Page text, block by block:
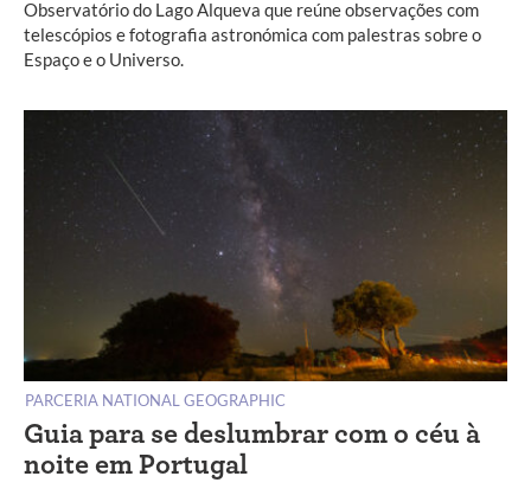
Observatório do Lago Alqueva que reúne observações com
telescópios e fotografia astronómica com palestras sobre o
Espaço e o Universo.
PARCERIA NATIONAL GEOGRAPHIC
Guia para se deslumbrar com o céu à
noite em Portugal